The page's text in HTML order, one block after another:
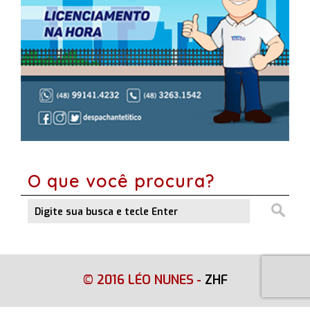
O que você procura?
© 2016 LÉO NUNES - ZHF